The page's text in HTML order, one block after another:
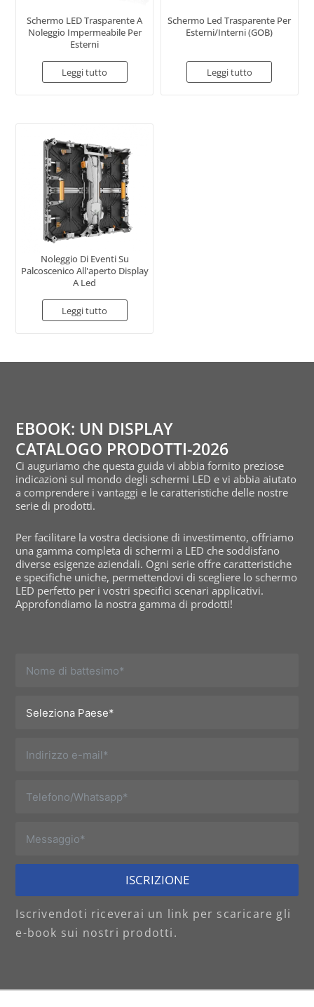
Schermo LED Trasparente A
Noleggio Impermeabile Per
Esterni
Leggi tutto
Schermo Led Trasparente Per
Esterni/interni (GOB)
Leggi tutto
Noleggio Di Eventi Su
Palcoscenico All'aperto Display
A Led
Leggi tutto
EBOOK: UN DISPLAY
CATALOGO PRODOTTI-2026
Ci auguriamo che questa guida vi abbia fornito preziose
indicazioni sul mondo degli schermi LED e vi abbia aiutato
a comprendere i vantaggi e le caratteristiche delle nostre
serie di prodotti.
Per facilitare la vostra decisione di investimento, offriamo
una gamma completa di schermi a LED che soddisfano
diverse esigenze aziendali. Ogni serie offre caratteristiche
e specifiche uniche, permettendovi di scegliere lo schermo
LED perfetto per i vostri specifici scenari applicativi.
Approfondiamo la nostra gamma di prodotti!
ISCRIZIONE
Iscrivendoti riceverai un link per scaricare gli
e-book sui nostri prodotti.